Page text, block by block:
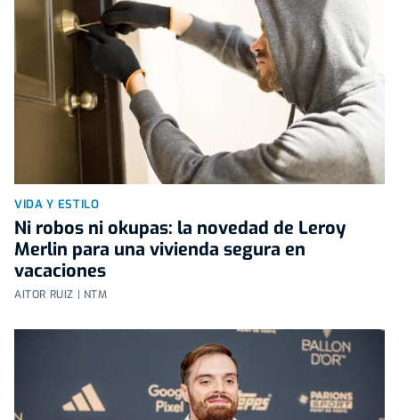
VIDA Y ESTILO
Ni robos ni okupas: la novedad de Leroy
Merlin para una vivienda segura en
vacaciones
AITOR RUIZ | NTM